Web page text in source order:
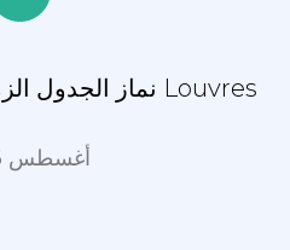
نماز الجدول الزمني - جدول التقويم ل Louvres
أغسطس 2026